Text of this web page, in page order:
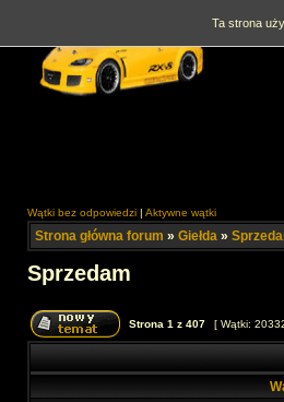
Wątki bez odpowiedzi | Aktywne wątki
Strona główna forum » Giełda »
Sprzedam
Strona 1 z 407 [ Wątki:
Ta strona